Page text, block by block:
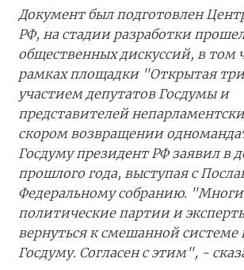
Документ был подготовлен
РФ, на стадии разработки
общественных дискуссий, в том
рамках площадки "Открытая
участием депутатов Госдумы и
представителей
скором возвращении
Госдуму президент РФ заявил в
прошлого года, выступая с
Федеральному собранию.
политические партии и
вернуться к смешанной системе
Госдуму. Согласен с этим", -